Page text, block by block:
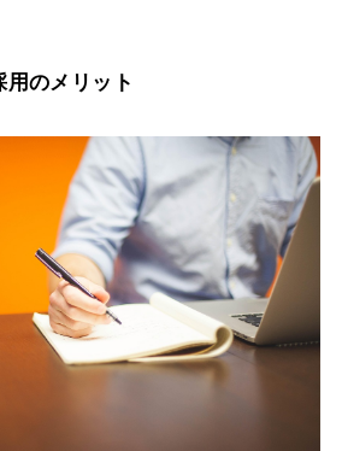
のメリット